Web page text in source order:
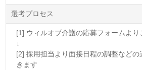
選考プロセス
[1] ウィルオブ介護の応募フォームより
↓
[2] 採用担当より面接日程の調整など
きます